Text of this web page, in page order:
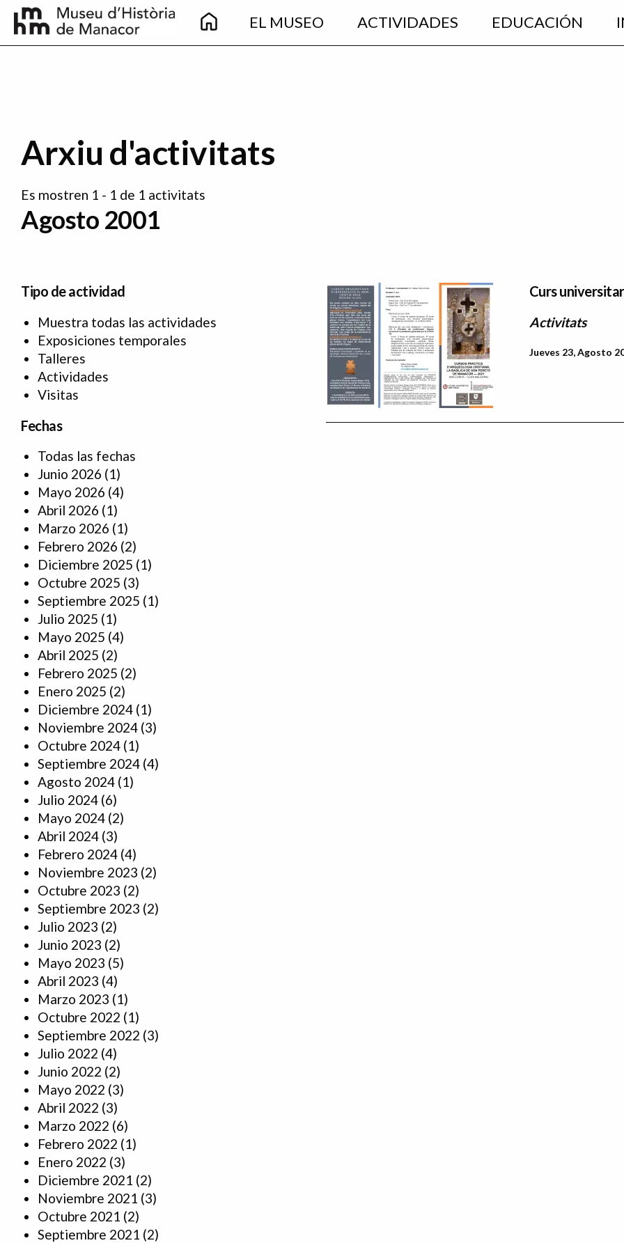
Pasar al contenido principal
Main
navigation
EL MUSEO ACTIVIDADES EDUCACIÓN
Arxiu d'activitats
Es mostren 1 - 1 de 1 activitats
Agosto 2001
Tipo de actividad
Muestra todas las actividades
Exposiciones temporales
Talleres
Actividades
Visitas
Fechas
Todas las fechas
Junio 2026 (1)
Mayo 2026 (4)
Abril 2026 (1)
Marzo 2026 (1)
Febrero 2026 (2)
Diciembre 2025 (1)
Octubre 2025 (3)
Septiembre 2025 (1)
Julio 2025 (1)
Mayo 2025 (4)
Abril 2025 (2)
Febrero 2025 (2)
Enero 2025 (2)
Diciembre 2024 (1)
Noviembre 2024 (3)
Octubre 2024 (1)
Septiembre 2024 (4)
Agosto 2024 (1)
Julio 2024 (6)
Mayo 2024 (2)
Abril 2024 (3)
Febrero 2024 (4)
Noviembre 2023 (2)
Octubre 2023 (2)
Septiembre 2023 (2)
Julio 2023 (2)
Junio 2023 (2)
Mayo 2023 (5)
Abril 2023 (4)
Marzo 2023 (1)
Octubre 2022 (1)
Septiembre 2022 (3)
Julio 2022 (4)
Junio 2022 (2)
Mayo 2022 (3)
Abril 2022 (3)
Marzo 2022 (6)
Febrero 2022 (1)
Enero 2022 (3)
Diciembre 2021 (2)
Noviembre 2021 (3)
Octubre 2021 (2)
Septiembre 2021 (2)
Curs
Activitats
Jueves 23, Agosto